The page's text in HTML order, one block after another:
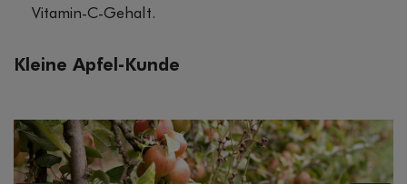
Vitamin-C-Gehalt.
Kleine Apfel-Kunde